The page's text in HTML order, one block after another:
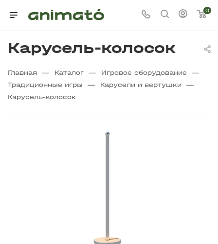
0
Карусель-колосок
Главная — Каталог — Игровое оборудование —
Традиционные игры — Карусели и вертушки —
Карусель-колосок